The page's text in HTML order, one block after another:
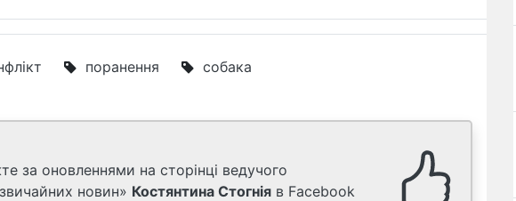
поранення собака
за оновленнями на сторінці ведучого
новин» Костянтина Стогнія в Facebook